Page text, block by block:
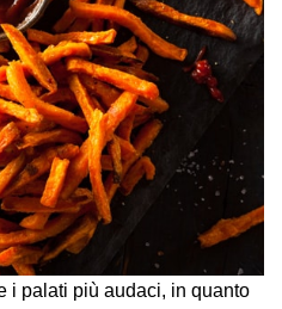
i palati più audaci, in quanto